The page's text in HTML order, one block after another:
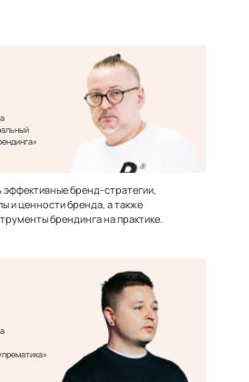
бренд-стратегии,
и ценности бренда, а также
брендинга на практике.